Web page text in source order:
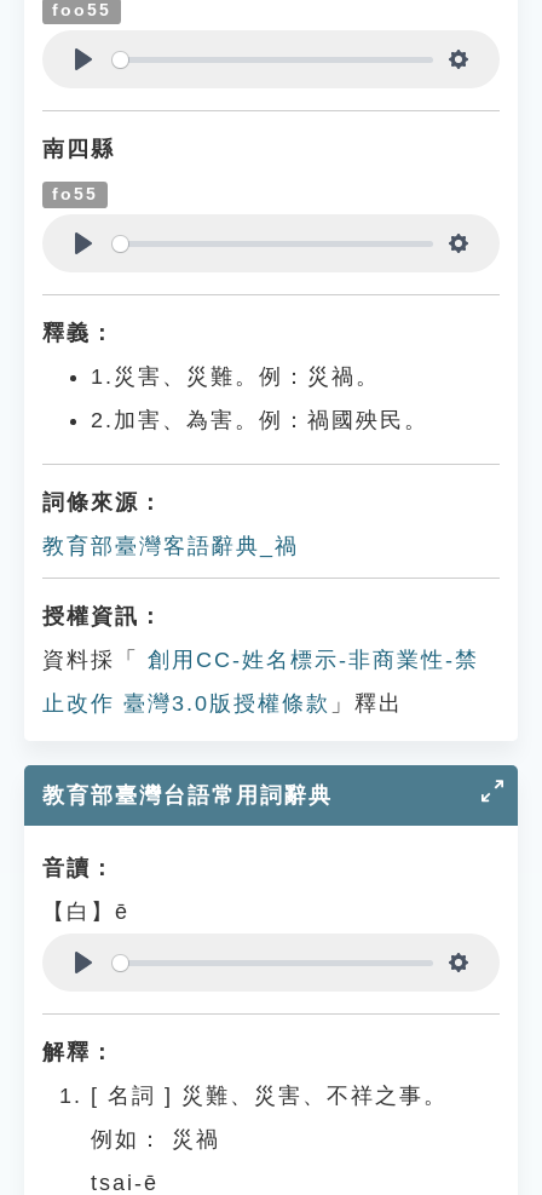
foo55
南四縣
fo55
釋義：
1.災害、災難。例：災禍。
2.加害、為害。例：禍國殃民。
詞條來源：
教育部臺灣客語辭典_禍
授權資訊：
資料採「
創用CC-姓名標示-非商業性-禁
止改作 臺灣3.0版授權條款 」釋出
教育部臺灣台語常用詞辭典
音讀：
【白】ē
解釋：
[ 名詞 ] 災難、災害、不祥之事。
例如：
災禍
tsai-ē